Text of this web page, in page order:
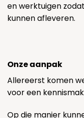
en werktuigen
kunnen afleveren.
Onze aanpak
Allereerst komen
voor een
Op die manier